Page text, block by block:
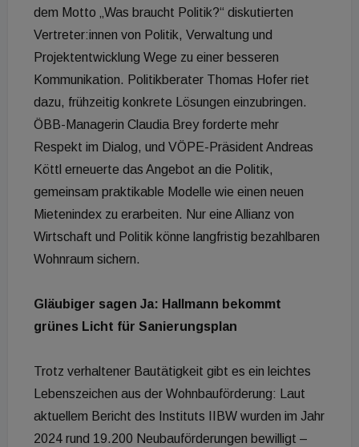
dem Motto „Was braucht Politik?“ diskutierten
Vertreter:innen von Politik, Verwaltung und
Projektentwicklung Wege zu einer besseren
Kommunikation. Politikberater Thomas Hofer riet
dazu, frühzeitig konkrete Lösungen einzubringen.
ÖBB-Managerin Claudia Brey forderte mehr
Respekt im Dialog, und VÖPE-Präsident Andreas
Köttl erneuerte das Angebot an die Politik,
gemeinsam praktikable Modelle wie einen neuen
Mietenindex zu erarbeiten. Nur eine Allianz von
Wirtschaft und Politik könne langfristig bezahlbaren
Wohnraum sichern.
Gläubiger sagen Ja: Hallmann bekommt
grünes Licht für Sanierungsplan
Trotz verhaltener Bautätigkeit gibt es ein leichtes
Lebenszeichen aus der Wohnbauförderung: Laut
aktuellem Bericht des Instituts IIBW wurden im Jahr
2024 rund 19.200 Neubauförderungen bewilligt –